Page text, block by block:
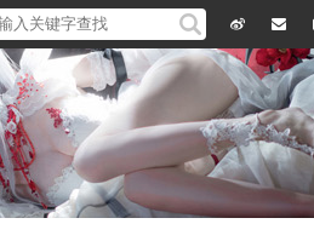
微
博
留
言